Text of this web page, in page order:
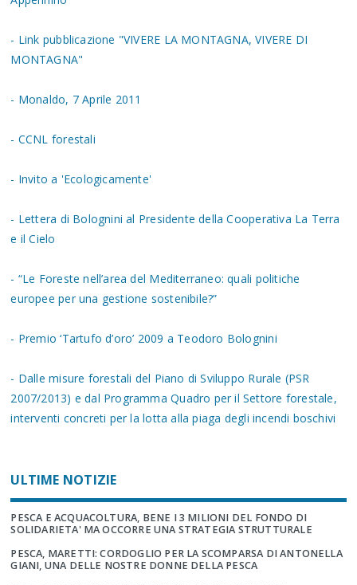
- Link pubblicazione "VIVERE LA MONTAGNA, VIVERE DI
MONTAGNA"
- Monaldo, 7 Aprile 2011
- CCNL forestali
- Invito a 'Ecologicamente'
- Lettera di Bolognini al Presidente della Cooperativa La Terra
e il Cielo
- “Le Foreste nell’area del Mediterraneo: quali politiche
europee per una gestione sostenibile?”
- Premio ‘Tartufo d’oro’ 2009 a Teodoro Bolognini
- Dalle misure forestali del Piano di Sviluppo Rurale (PSR
2007/2013) e dal Programma Quadro per il Settore forestale,
interventi concreti per la lotta alla piaga degli incendi boschivi
ULTIME NOTIZIE
PESCA E ACQUACOLTURA, BENE I 3 MILIONI DEL FONDO DI
SOLIDARIETA' MA OCCORRE UNA STRATEGIA STRUTTURALE
PESCA, MARETTI: CORDOGLIO PER LA SCOMPARSA DI ANTONELLA
GIANI, UNA DELLE NOSTRE DONNE DELLA PESCA